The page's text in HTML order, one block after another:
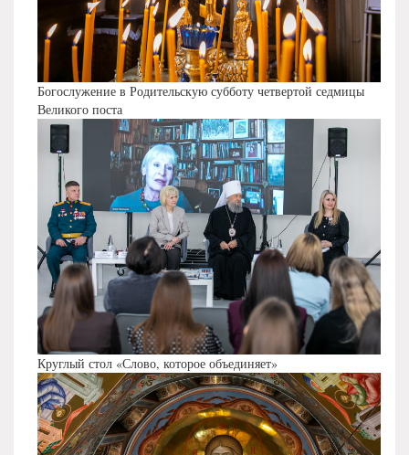
Богослужение в Родительскую субботу четвертой седмицы
Великого поста
Круглый стол «Слово, которое объединяет»